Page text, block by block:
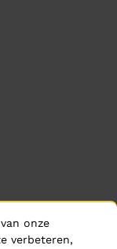
onze
verbeteren,